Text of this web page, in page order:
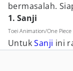
bermasalah.
1. Sanji
Toei Animation/One Piece
UntukSanji ini